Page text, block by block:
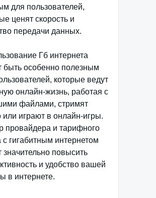
для пользователей,
ценят скорость и
передачи данных.
Гб интернета
быть особенно полезным
которые ведут
онлайн-жизнь, работая с
файлами, стримят
или играют в онлайн-игры.
провайдера и тарифного
с гигабитным интернетом
значительно повысить
и удобство вашей
в интернете.